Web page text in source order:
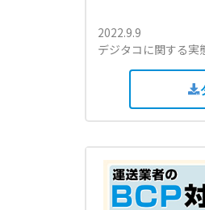
2022.9.9
デジタコに関する実